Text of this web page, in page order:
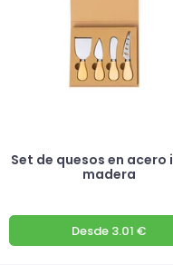
Set de quesos en acero
madera
Desde 3.01 €